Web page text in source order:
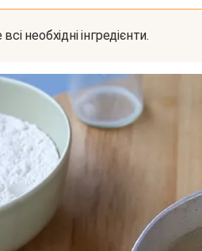
всі необхідні інгредієнти.